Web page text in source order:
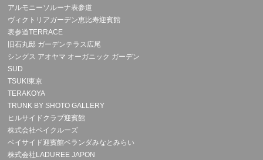
アルモニーソルーナ表参道
ヴィクトリアガーデン恵比寿迎賓館
表参道TERRACE
旧石丸邸 ガーデンテラス広尾
シングス アオヤマ オーガニック ガーデン
SUD
TSUKI東京
TERAKOYA
TRUNK BY SHOTO GALLERY
ヒルサイドクラブ迎賓館
株式会社ベイクルーズ
ベイサイド迎賓館ベランダみなとみらい
株式会社LADUREE JAPON